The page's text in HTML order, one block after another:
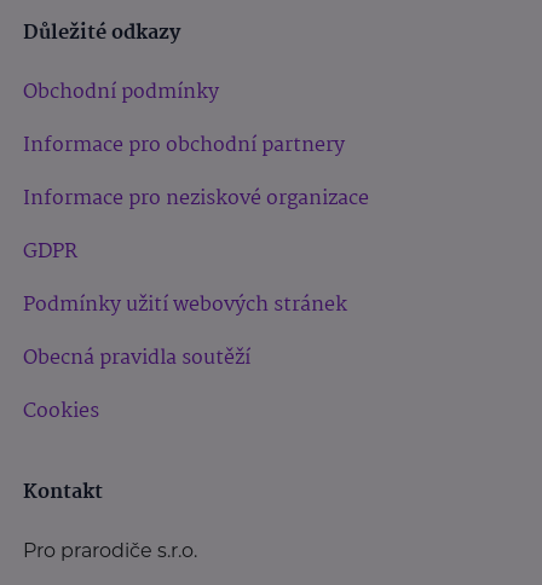
Důležité odkazy
Obchodní podmínky
Informace pro obchodní partnery
Informace pro neziskové organizace
GDPR
Podmínky užití webových stránek
Obecná pravidla soutěží
Cookies
Kontakt
Pro prarodiče s.r.o.